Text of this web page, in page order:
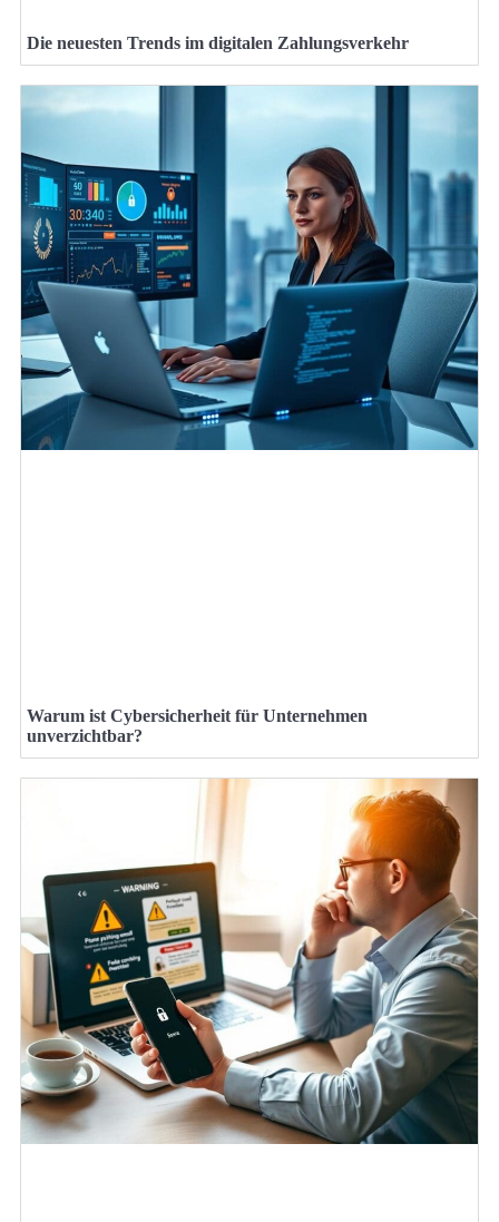
Die neuesten Trends im digitalen Zahlungsverkehr
Warum ist Cybersicherheit für Unternehmen
unverzichtbar?